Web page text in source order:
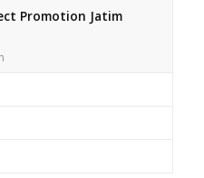
Promotion Jatim